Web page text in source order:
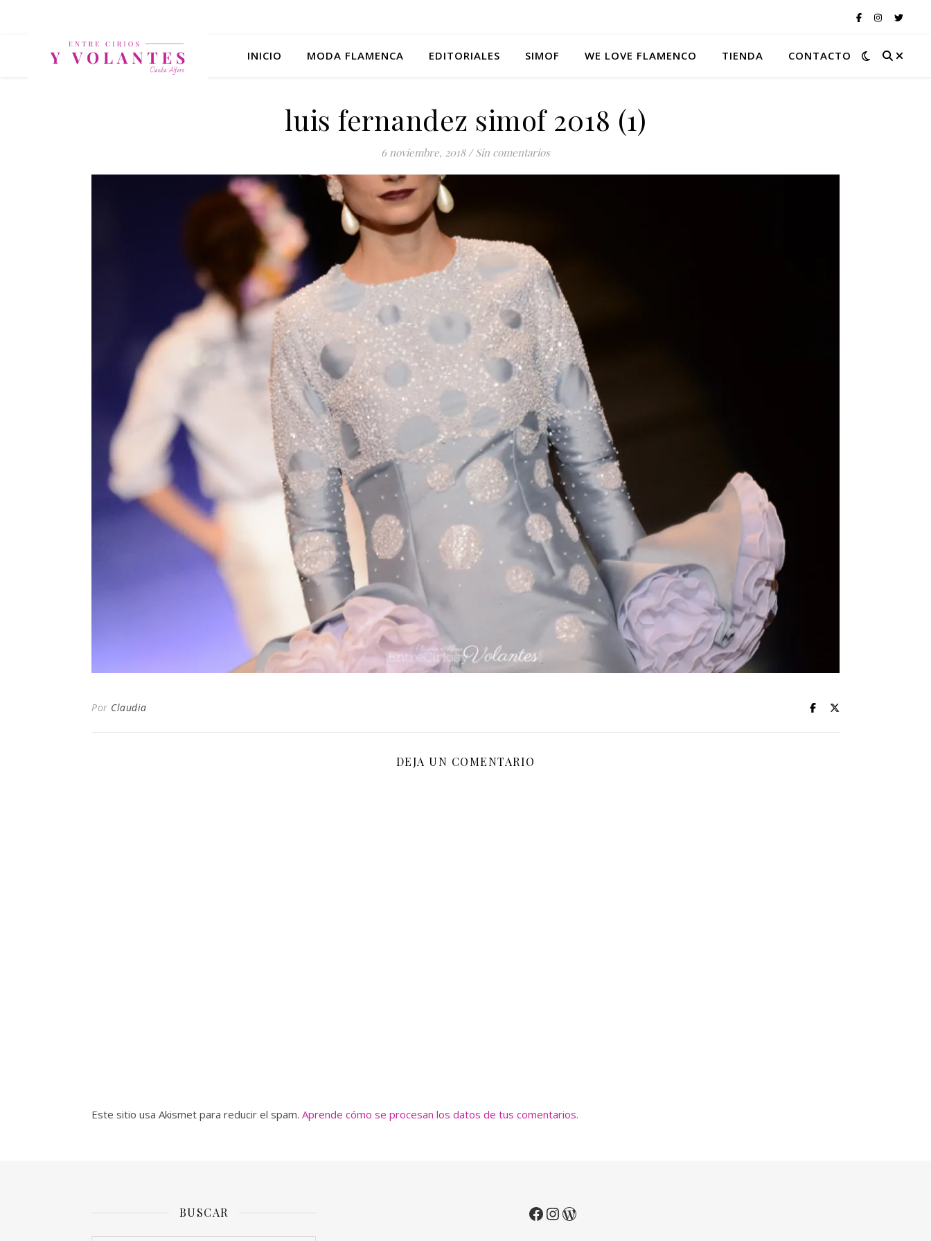
INICIO MODA FLAMENCA EDITORIALES SIMOF WE LOVE FLAMENCO TIENDA CONTACTO
luis fernandez simof 2018 (1)
6 noviembre, 2018 / Sin comentarios
Por Claudia
DEJA UN COMENTARIO
Este sitio usa Akismet para reducir el spam. Aprende cómo se procesan los datos de tus comentarios.
BUSCAR